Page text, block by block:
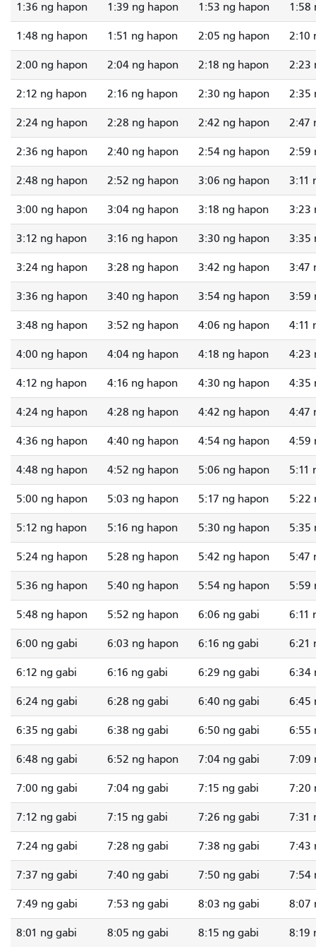
1:36 ng hapon 1:39 ng hapon 1:53 ng hapon 1:58
1:48 ng hapon 1:51 ng hapon 2:05 ng hapon 2:10
2:00 ng hapon 2:04 ng hapon 2:18 ng hapon 2:23
2:12 ng hapon 2:16 ng hapon 2:30 ng hapon 2:35
2:24 ng hapon 2:28 ng hapon 2:42 ng hapon 2:47
2:36 ng hapon 2:40 ng hapon 2:54 ng hapon 2:59
2:48 ng hapon 2:52 ng hapon 3:06 ng hapon 3:11
3:00 ng hapon 3:04 ng hapon 3:18 ng hapon 3:23
3:12 ng hapon 3:16 ng hapon 3:30 ng hapon 3:35
3:24 ng hapon 3:28 ng hapon 3:42 ng hapon 3:47
3:36 ng hapon 3:40 ng hapon 3:54 ng hapon 3:59
3:48 ng hapon 3:52 ng hapon 4:06 ng hapon 4:11
4:00 ng hapon 4:04 ng hapon 4:18 ng hapon 4:23
4:12 ng hapon 4:16 ng hapon 4:30 ng hapon 4:35
4:24 ng hapon 4:28 ng hapon 4:42 ng hapon 4:47
4:36 ng hapon 4:40 ng hapon 4:54 ng hapon 4:59
4:48 ng hapon 4:52 ng hapon 5:06 ng hapon 5:11
5:00 ng hapon 5:03 ng hapon 5:17 ng hapon 5:22
5:12 ng hapon 5:16 ng hapon 5:30 ng hapon 5:35
5:24 ng hapon 5:28 ng hapon 5:42 ng hapon 5:47
5:36 ng hapon 5:40 ng hapon 5:54 ng hapon 5:59
5:48 ng hapon 5:52 ng hapon 6:06 ng gabi 6:11
6:00 ng gabi 6:03 ng hapon 6:16 ng gabi 6:21
6:12 ng gabi 6:16 ng gabi 6:29 ng gabi 6:34
6:24 ng gabi 6:28 ng gabi 6:40 ng gabi 6:45
6:35 ng gabi 6:38 ng gabi 6:50 ng gabi 6:55
6:48 ng gabi 6:52 ng hapon 7:04 ng gabi 7:09
7:00 ng gabi 7:04 ng gabi 7:15 ng gabi 7:20
7:12 ng gabi 7:15 ng gabi 7:26 ng gabi 7:31
7:24 ng gabi 7:28 ng gabi 7:38 ng gabi 7:43
7:37 ng gabi 7:40 ng gabi 7:50 ng gabi 7:54
7:49 ng gabi 7:53 ng gabi 8:03 ng gabi 8:07
8:01 ng gabi 8:05 ng gabi 8:15 ng gabi 8:19